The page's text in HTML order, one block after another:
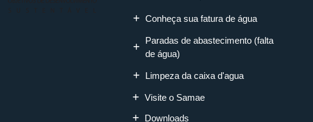
Conheça sua fatura de água
Paradas de abastecimento (falta
de água)
Limpeza da caixa d'agua
Visite o Samae
Downloads